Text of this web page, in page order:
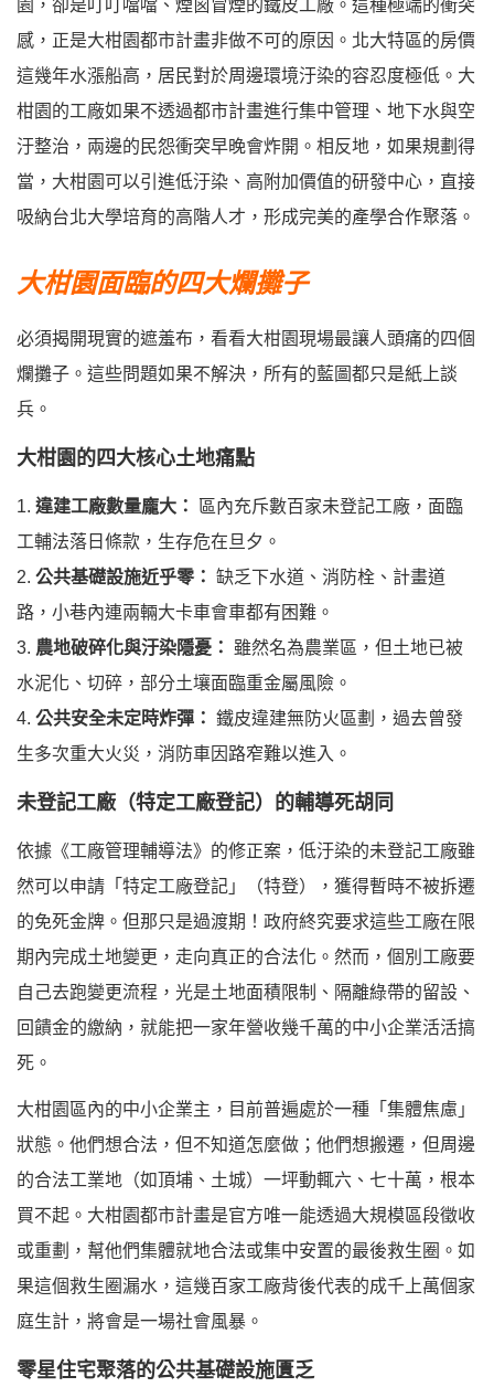
園，卻是叮叮噹噹、煙囪冒煙的鐵皮工廠。這種極端的衝突
感，正是大柑園都市計畫非做不可的原因。北大特區的房價
這幾年水漲船高，居民對於周邊環境汙染的容忍度極低。大
柑園的工廠如果不透過都市計畫進行集中管理、地下水與空
汙整治，兩邊的民怨衝突早晚會炸開。相反地，如果規劃得
當，大柑園可以引進低汙染、高附加價值的研發中心，直接
吸納台北大學培育的高階人才，形成完美的產學合作聚落。
大柑園面臨的四大爛攤子
必須揭開現實的遮羞布，看看大柑園現場最讓人頭痛的四個
爛攤子。這些問題如果不解決，所有的藍圖都只是紙上談
兵。
大柑園的四大核心土地痛點
1. 違建工廠數量龐大：
區內充斥數百家未登記工廠，面臨
工輔法落日條款，生存危在旦夕。
2. 公共基礎設施近乎零： 缺乏下水道、消防栓、計畫道
路，小巷內連兩輛大卡車會車都有困難。
3. 農地破碎化與汙染隱憂：
雖然名為農業區，但土地已被
水泥化、切碎，部分土壤面臨重金屬風險。
4. 公共安全未定時炸彈： 鐵皮違建無防火區劃，過去曾發
生多次重大火災，消防車因路窄難以進入。
未登記工廠（特定工廠登記）的輔導死胡同
依據《工廠管理輔導法》的修正案，低汙染的未登記工廠雖
然可以申請「特定工廠登記」（特登），獲得暫時不被拆遷
的免死金牌。但那只是過渡期！政府終究要求這些工廠在限
期內完成土地變更，走向真正的合法化。然而，個別工廠要
自己去跑變更流程，光是土地面積限制、隔離綠帶的留設、
回饋金的繳納，就能把一家年營收幾千萬的中小企業活活搞
死。
大柑園區內的中小企業主，目前普遍處於一種「集體焦慮」
狀態。他們想合法，但不知道怎麼做；他們想搬遷，但周邊
的合法工業地（如頂埔、土城）一坪動輒六、七十萬，根本
買不起。大柑園都市計畫是官方唯一能透過大規模區段徵收
或重劃，幫他們集體就地合法或集中安置的最後救生圈。如
果這個救生圈漏水，這幾百家工廠背後代表的成千上萬個家
庭生計，將會是一場社會風暴。
零星住宅聚落的公共基礎設施匱乏